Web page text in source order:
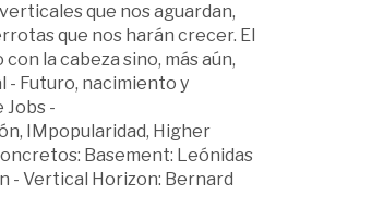
que nos aguardan,
que nos harán crecer. El
la cabeza sino, más aún,
- Futuro, nacimiento y
Jobs -
IMpopularidad, Higher
Basement: Leónidas
- Vertical Horizon: Bernard